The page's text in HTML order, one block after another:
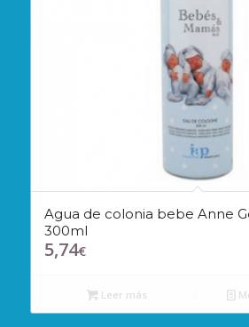
Agua de colonia bebe Anne
300ml
5,74€
Leer más